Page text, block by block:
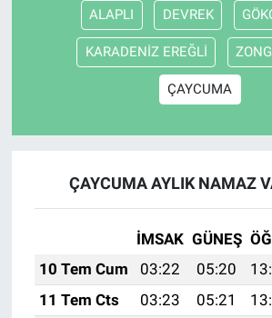
ALAPLI DEVREK
KARADENİZ EREĞLİ
ÇAYCUMA
ÇAYCUMA AYLIK NAMAZ
İMSAK GÜNEŞ
10 Tem Cum
03:22 05:20
11 Tem Cts
03:23 05:21